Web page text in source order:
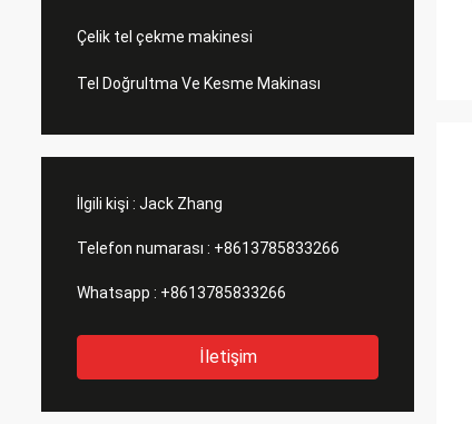
Çelik tel çekme makinesi
Tel Doğrultma Ve Kesme Makinası
İlgili kişi : Jack Zhang
Telefon numarası : +8613785833266
Whatsapp : +8613785833266
İletişim